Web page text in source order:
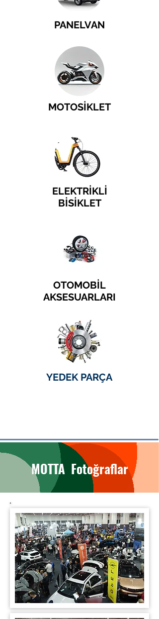
PANELVAN
MOTOSİKLET
ELEKTRİKLİ
BİSİKLET
OTOMOBİL
AKSESUARLARI
YEDEK PARÇA
MOTTA Fotoğraflar